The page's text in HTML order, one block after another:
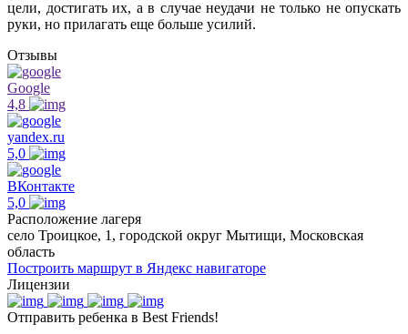
цели, достигать их, а в случае неудачи не только не опускать
руки, но прилагать еще больше усилий.
Отзывы
Google
4,8
yandex.ru
5,0
ВКонтакте
5,0
Расположение лагеря
село Троицкое, 1, городской округ Мытищи, Московская
область
Построить маршрут в Яндекс навигаторе
Лицензии
Отправить ребенка в Best Friends!